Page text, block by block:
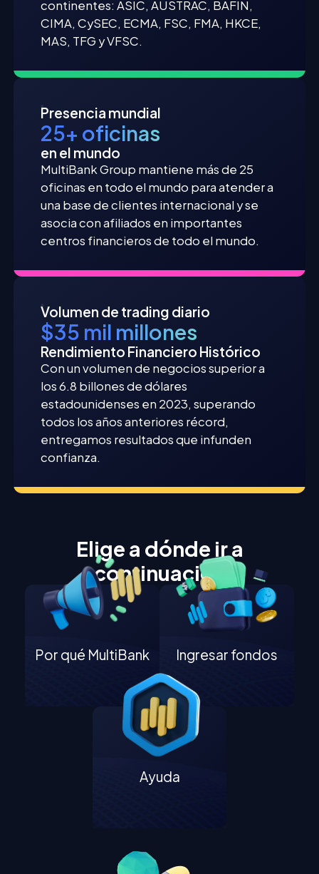
continentes: ASIC, AUSTRAC, BAFIN,
CIMA, CySEC, ECMA, FSC, FMA, HKCE,
MAS, TFG y VFSC.
Presencia mundial
25+ oficinas
en el mundo
MultiBank Group mantiene más de 25
oficinas en todo el mundo para atender a
una base de clientes internacional y se
asocia con afiliados en importantes
centros financieros de todo el mundo.
Volumen de trading diario
$35 mil millones
Rendimiento Financiero Histórico
Con un volumen de negocios superior a
los 6.8 billones de dólares
estadounidenses en 2023, superando
todos los años anteriores récord,
entregamos resultados que infunden
confianza.
Elige a dónde ir a
continuación
Por qué MultiBank Ingresar fondos
Ayuda